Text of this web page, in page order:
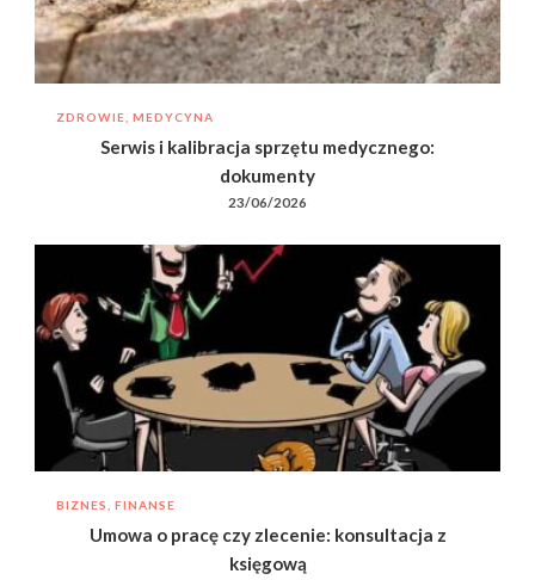
ZDROWIE, MEDYCYNA
Serwis i kalibracja sprzętu medycznego:
dokumenty
23/06/2026
BIZNES, FINANSE
Umowa o pracę czy zlecenie: konsultacja z
księgową